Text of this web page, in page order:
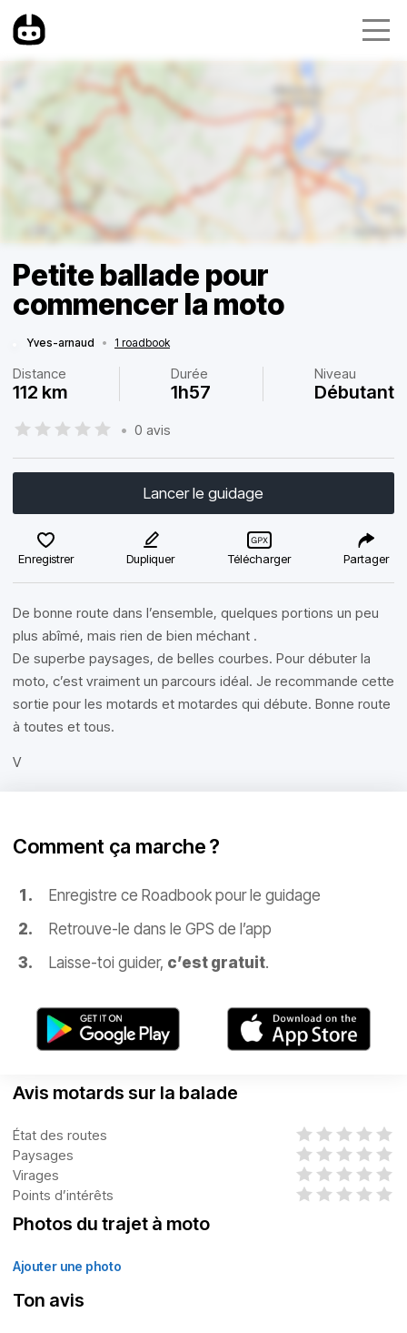
Petite ballade pour
commencer la moto
Yves-arnaud • 1 roadbook
Distance
112 km
Durée
1h57
Niveau
Débutant
• 0 avis
Lancer le guidage
Enregistrer Dupliquer Télécharger Partager
De bonne route dans l’ensemble, quelques portions un peu
plus abîmé, mais rien de bien méchant .
De superbe paysages, de belles courbes. Pour débuter la
moto, c’est vraiment un parcours idéal. Je recommande cette
sortie pour les motards et motardes qui débute. Bonne route
à toutes et tous.
V
Comment ça marche ?
Enregistre ce Roadbook pour le guidage
Retrouve-le dans le GPS de l’app
Laisse-toi guider, c’est gratuit.
Avis motards sur la balade
État des routes
Paysages
Virages
Points d’intérêts
Photos du trajet à moto
Ajouter une photo
Ton avis